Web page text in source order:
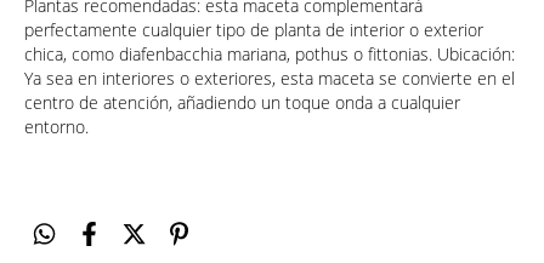
Plantas recomendadas: esta maceta complementará
perfectamente cualquier tipo de planta de interior o exterior
chica, como diafenbacchia mariana, pothus o fittonias. Ubicación:
Ya sea en interiores o exteriores, esta maceta se convierte en el
centro de atención, añadiendo un toque onda a cualquier
entorno.